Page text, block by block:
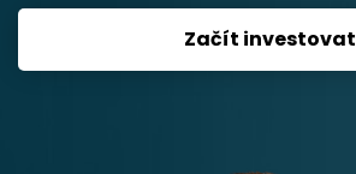
Začít investovat